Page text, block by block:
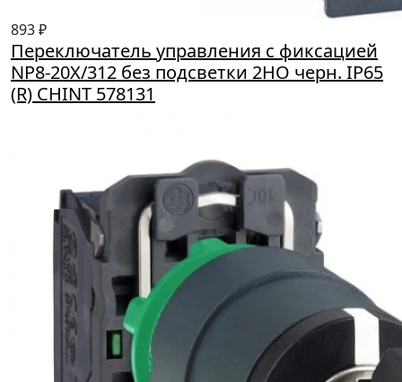
893 ₽
Переключатель управления с фиксацией
NP8-20X/312 без подсветки 2НО черн. IP65
(R) CHINT 578131